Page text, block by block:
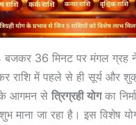
36 मिनट पर मंगल ग्रह ने
राशि में पहले से ही सूर्य और
आगमन सेत्रिग्रही योगका
माना जा रहा है। इस विशेष